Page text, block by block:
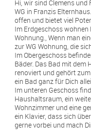
Hi, wir sind Clemens
WG in Franzis
offen und bietet viel
Im Erdgeschoss
Wohnung., Wenn man
zur WG Wohnung, die
Im Obergeschoss
Bäder. Das Bad mit dem
renoviert und gehört
ein Bad ganz für Dich
Im unteren Geschoss
Haushaltsraum, ein
Wohnzimmer und eine
ein Klavier, dass sich
gerne vorbei und mach